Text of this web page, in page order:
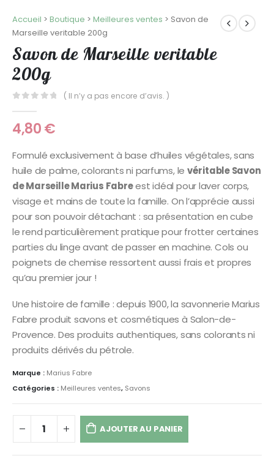
Accueil > Boutique > Meilleures ventes > Savon de
Marseille veritable 200g
Savon de Marseille veritable
200g
( Il n’y a pas encore d’avis. )
4,80€
Formulé exclusivement à base d’huiles végétales, sans
huile de palme, colorants ni parfums, le véritable Savon
de Marseille Marius Fabreest idéal pour laver corps,
visage et mains de toute la famille. On l’apprécie aussi
pour son pouvoir détachant : sa présentation en cube
le rend particulièrement pratique pour frotter certaines
parties du linge avant de passer en machine. Cols ou
poignets de chemise ressortent aussi frais et propres
qu’au premier jour !
Une histoire de famille : depuis 1900, la savonnerie Marius
Fabre produit savons et cosmétiques à Salon-de-
Provence. Des produits authentiques, sans colorants ni
produits dérivés du pétrole.
Marque : Marius Fabre
Catégories : Meilleures ventes, Savons
AJOUTER AU PANIER